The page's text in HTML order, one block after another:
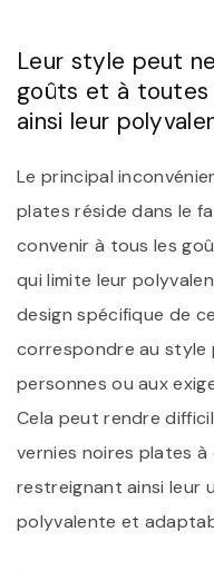
Leur style peut
goûts et à toutes
ainsi leur
Le principal
plates réside dans le
convenir à tous les
qui limite leur
design spécifique de
correspondre au style
personnes ou aux
Cela peut rendre
vernies noires plates
restreignant ainsi leur
polyvalente et